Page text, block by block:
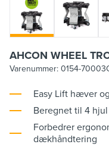
AHCON WHEEL
Varenummer: 0154-
Easy Lift hæver
Beregnet til 4 hjul
Forbedrer
dækhåndtering